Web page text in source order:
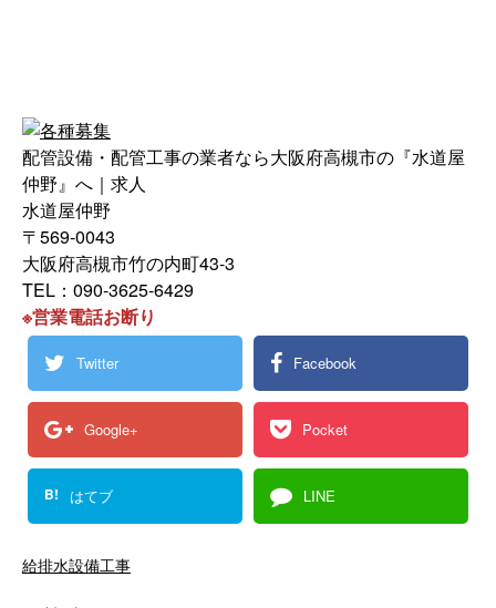
配管設備・配管工事の業者なら大阪府高槻市の『水道屋
仲野』へ｜求人
水道屋仲野
〒569-0043
大阪府高槻市竹の内町43-3
TEL：090-3625-6429
※営業電話お断り
Twitter Facebook
Google+ Pocket
B! はてブ LINE
給排水設備工事